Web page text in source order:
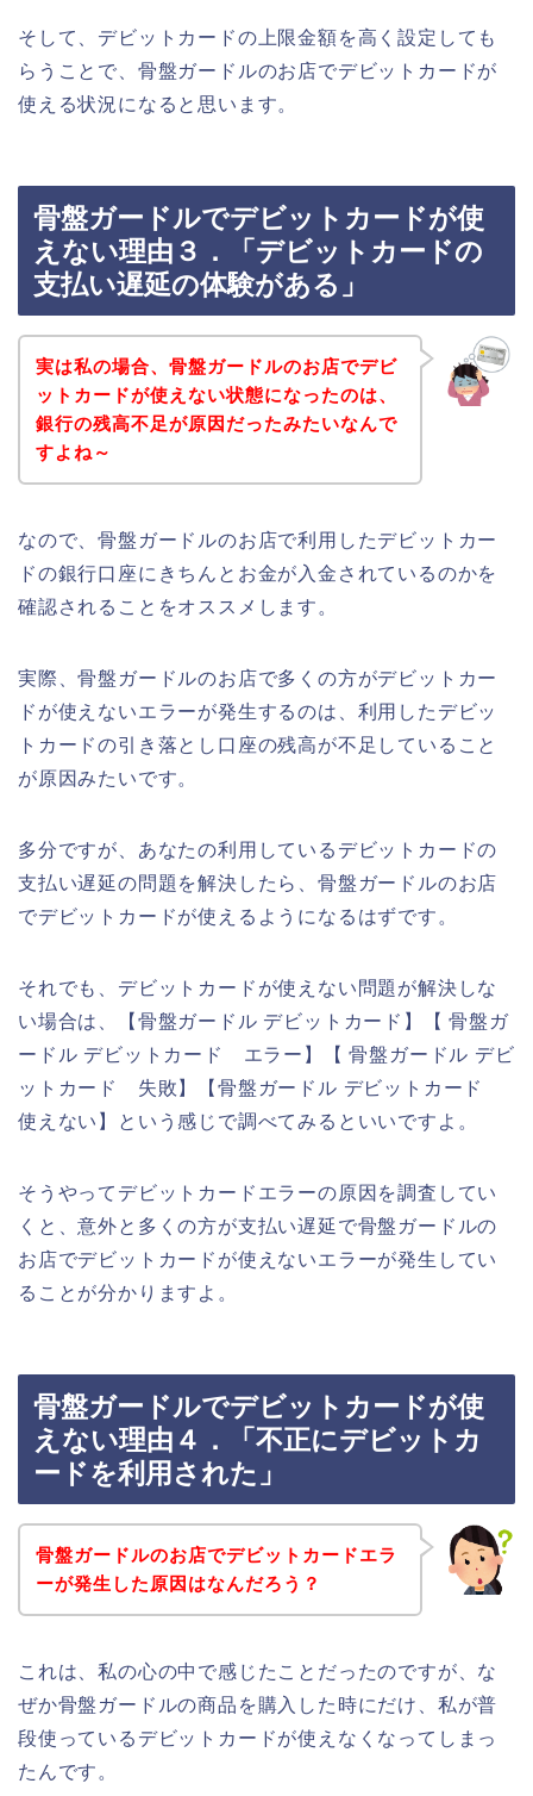
そして、デビットカードの上限金額を高く設定しても
らうことで、骨盤ガードルのお店でデビットカードが
使える状況になると思います。
骨盤ガードルでデビットカードが使
えない理由３．「デビットカードの
支払い遅延の体験がある」
実は私の場合、骨盤ガードルのお店でデビ
ットカードが使えない状態になったのは、
銀行の残高不足が原因だったみたいなんで
すよね～
なので、骨盤ガードルのお店で利用したデビットカー
ドの銀行口座にきちんとお金が入金されているのかを
確認されることをオススメします。
実際、骨盤ガードルのお店で多くの方がデビットカー
ドが使えないエラーが発生するのは、利用したデビッ
トカードの引き落とし口座の残高が不足していること
が原因みたいです。
多分ですが、あなたの利用しているデビットカードの
支払い遅延の問題を解決したら、骨盤ガードルのお店
でデビットカードが使えるようになるはずです。
それでも、デビットカードが使えない問題が解決しな
い場合は、【骨盤ガードル デビットカード】【 骨盤ガ
ードル デビットカード エラー】【 骨盤ガードル デビ
ットカード 失敗】【骨盤ガードル デビットカード
使えない】という感じで調べてみるといいですよ。
そうやってデビットカードエラーの原因を調査してい
くと、意外と多くの方が支払い遅延で骨盤ガードルの
お店でデビットカードが使えないエラーが発生してい
ることが分かりますよ。
骨盤ガードルでデビットカードが使
えない理由４．「不正にデビットカ
ードを利用された」
骨盤ガードルのお店でデビットカードエラ
ーが発生した原因はなんだろう？
これは、私の心の中で感じたことだったのですが、な
ぜか骨盤ガードルの商品を購入した時にだけ、私が普
段使っているデビットカードが使えなくなってしまっ
たんです。